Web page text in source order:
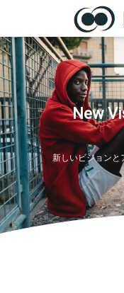
New Vi
新しいビジョ ン と